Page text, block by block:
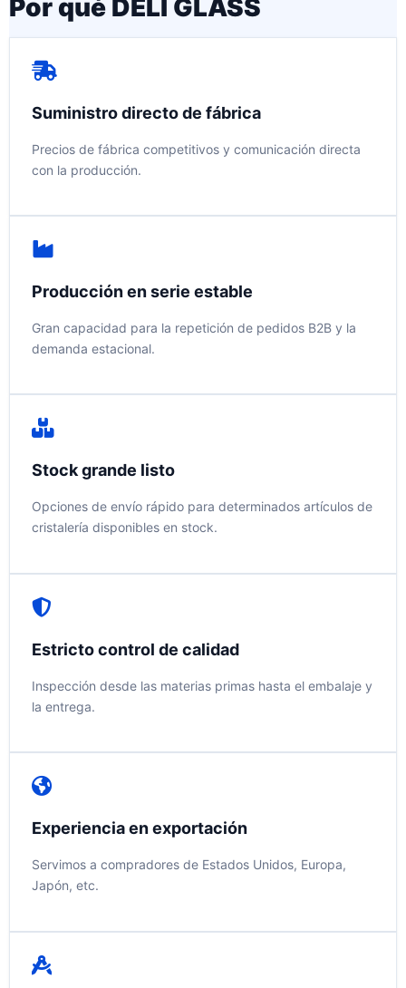
Por qué DELI GLASS
Suministro directo de fábrica
Precios de fábrica competitivos y comunicación directa
con la producción.
Producción en serie estable
Gran capacidad para la repetición de pedidos B2B y la
demanda estacional.
Stock grande listo
Opciones de envío rápido para determinados artículos de
cristalería disponibles en stock.
Estricto control de calidad
Inspección desde las materias primas hasta el embalaje y
la entrega.
Experiencia en exportación
Servimos a compradores de Estados Unidos, Europa,
Japón, etc.